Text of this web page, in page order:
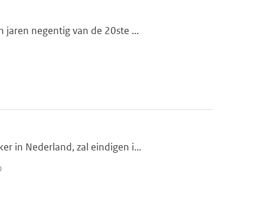
negentig van de 20ste ...
in Nederland, zal eindigen i...